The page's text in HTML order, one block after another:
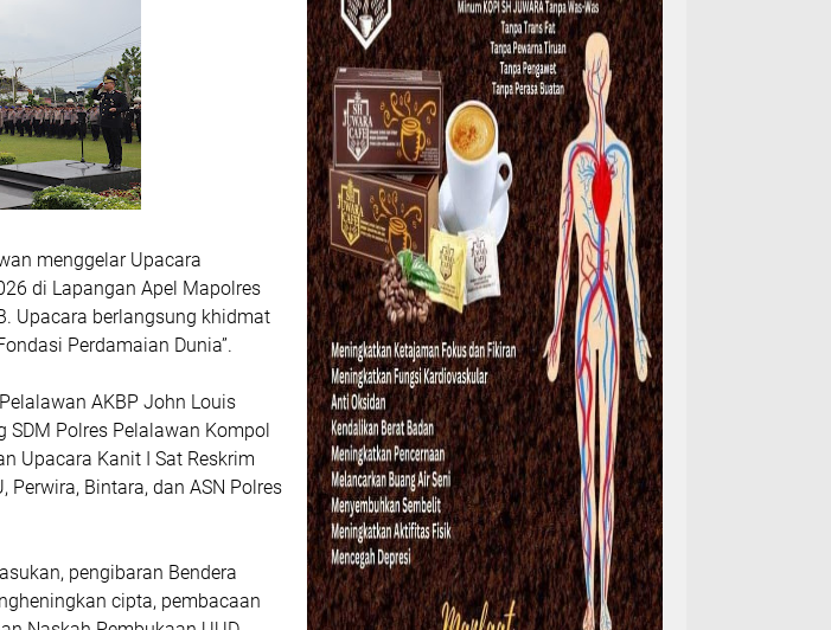
menggelar Upacara
di Lapangan Apel Mapolres
Upacara berlangsung khidmat
Perdamaian Dunia”.
AKBP John Louis
SDM Polres Pelalawan Kompol
Upacara Kanit I Sat Reskrim
Perwira, Bintara, dan ASN Polres
pengibaran Bendera
cipta, pembacaan